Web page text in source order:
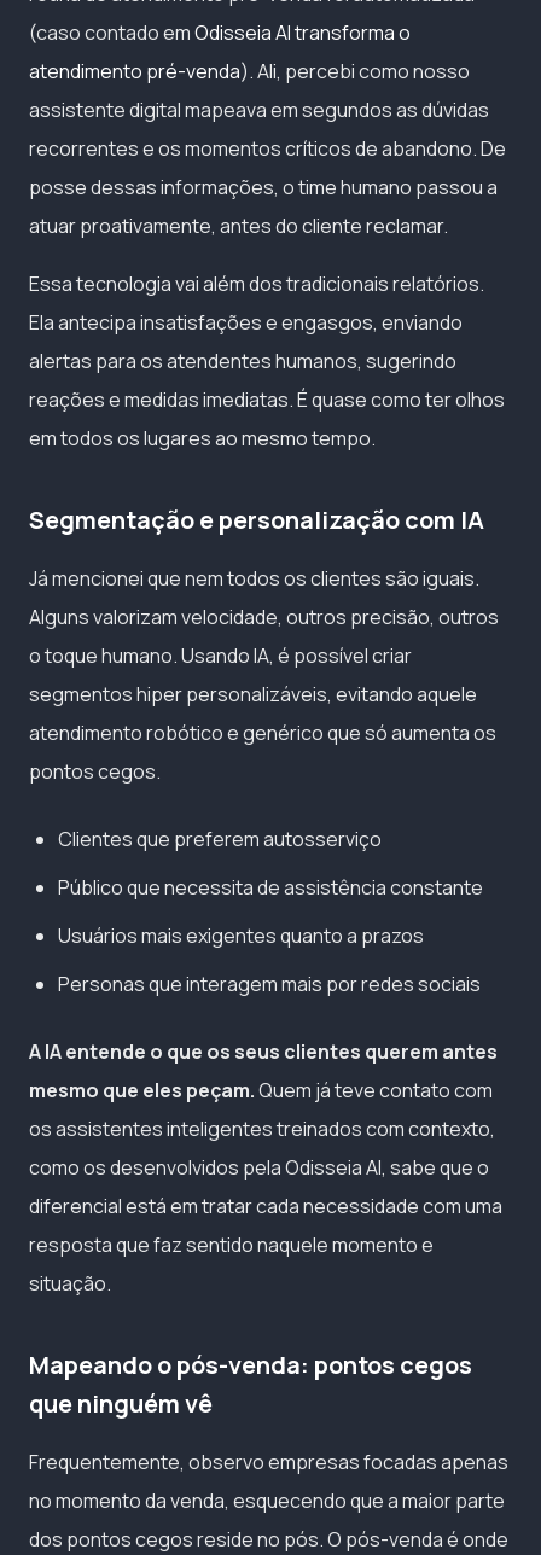
(caso contado emOdisseia AI transforma o
atendimento pré-venda). Ali, percebi como nosso
assistente digital mapeava em segundos as dúvidas
recorrentes e os momentos críticos de abandono. De
posse dessas informações, o time humano passou a
atuar proativamente, antes do cliente reclamar.
Essa tecnologia vai além dos tradicionais relatórios.
Ela antecipa insatisfações e engasgos, enviando
alertas para os atendentes humanos, sugerindo
reações e medidas imediatas. É quase como ter olhos
em todos os lugares ao mesmo tempo.
Segmentação e personalização com IA
Já mencionei que nem todos os clientes são iguais.
Alguns valorizam velocidade, outros precisão, outros
o toque humano. Usando IA, é possível criar
segmentos hiper personalizáveis, evitando aquele
atendimento robótico e genérico que só aumenta os
pontos cegos.
Clientes que preferem autosserviço
Público que necessita de assistência constante
Usuários mais exigentes quanto a prazos
Personas que interagem mais por redes sociais
A IA entende o que os seus clientes querem antes
mesmo que eles peçam.Quem já teve contato com
os assistentes inteligentes treinados com contexto,
como os desenvolvidos pela Odisseia AI, sabe que o
diferencial está em tratar cada necessidade com uma
resposta que faz sentido naquele momento e
situação.
Mapeando o pós-venda: pontos cegos
que ninguém vê
Frequentemente, observo empresas focadas apenas
no momento da venda, esquecendo que a maior parte
dos pontos cegos reside no pós. O pós-venda é onde